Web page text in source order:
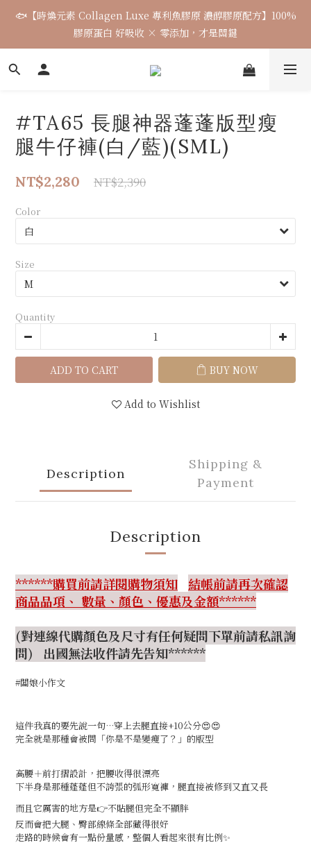
2
1
0
2
1
0
:
06
5
4
:
5
4
3
6
5
4
:
0
6
5
4
3
2
1
2
1
0
3
2
1
3
2
1
🐟【時煥元素 Collagen Luxe 專利魚膠原 濃醇膠原配方】100%
膠原蛋白 好吸收 × 零添加，才是關鍵
5
4
3
5
4
3
3
2
1
9
8
7
2
1
0
:
8
7
6
1
0
9
8
7
3
2
1
0
4
3
2
1
9
8
7
2
1
0
#TA65 長腿神器蓬蓬版型瘦
腿牛仔褲(白/藍)(SML)
NT$2,280 NT$2,390
Color
Size
Quantity
ADD TO CART BUY NOW
Add to Wishlist
Description
Shipping &
Payment
Description
******購買前請詳閱購物須知
結帳前請再次確認
商品品項、 數量、顏色、優惠及金額******
(對連線代購顏色及尺寸有任何疑問下單前請私訊詢
問) 出國無法收件請先告知******
#闆娘小作文
這件我真的要先說一句…穿上去腿直接+10公分😍😍
完全就是那種會被問「你是不是變瘦了？」的版型
高腰＋前打摺設計，把腰收得很漂亮
下半身是那種蓬蓬但不誇張的弧形寬褲，腿直接被修到又直又長
而且它厲害的地方是👉不貼腿但完全不顯胖
反而會把大腿、臀部線條全部藏得很好
走路的時候會有一點份量感，整個人看起來很有比例✨